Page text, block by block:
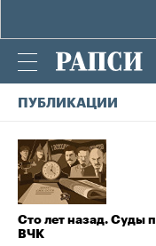
ПУБЛИКАЦИИ
Сто лет назад. Суды
ВЧК